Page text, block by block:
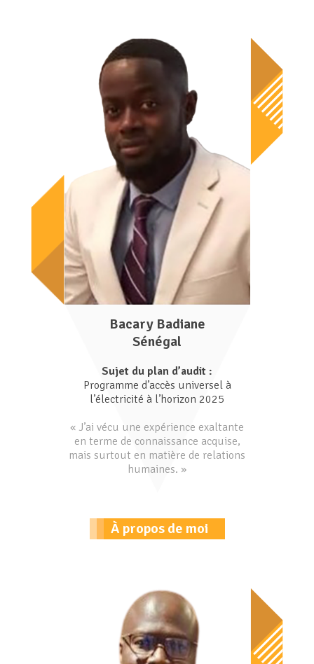
Bacary Badiane
Sénégal
Sujet du plan d’audit :
Programme d’accès universel à
l’électricité à l’horizon 2025
« J’ai vécu une expérience exaltante
en terme de connaissance acquise,
mais surtout en matière de relations
humaines. »
À propos de moi